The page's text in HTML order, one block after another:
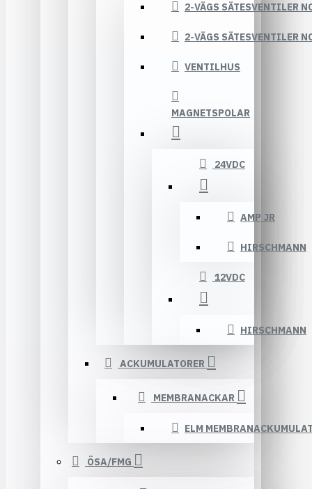
2-VÄGS SÄTESVENTILER
2-VÄGS SÄTESVENTILER
VENTILHUS
MAGNETSPOLAR
24VDC
AMP JR
HIRSCHMANN
12VDC
HIRSCHMANN
ACKUMULATORER
MEMBRANACKAR
ELM
ÖSA/FMG